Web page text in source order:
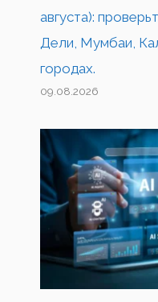
августа):
Дели, Мумбаи,
городах.
09.08.2026